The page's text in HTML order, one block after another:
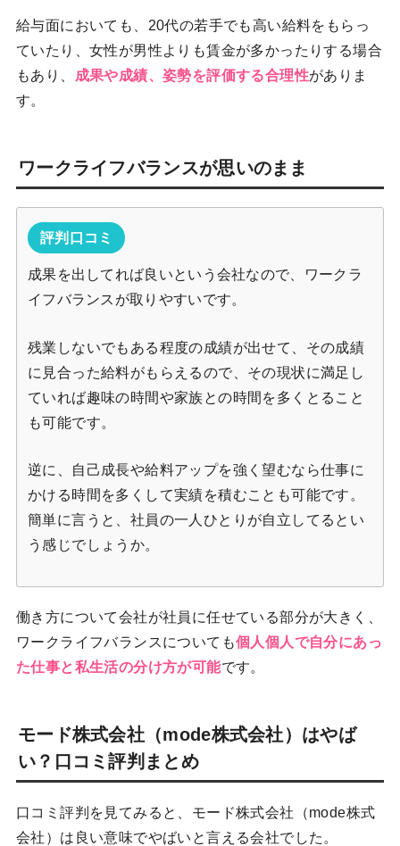
給与面においても、20代の若手でも高い給料をもらっ
ていたり、女性が男性よりも賃金が多かったりする場合
もあり、 成果や成績、姿勢を評価する合理性がありま
す。
ワークライフバランスが思いのまま
評判口コミ
成果を出してれば良いという会社なので、ワークラ
イフバランスが取りやすいです。
残業しないでもある程度の成績が出せて、その成績
に見合った給料がもらえるので、その現状に満足し
ていれば趣味の時間や家族との時間を多くとること
も可能です。
逆に、自己成長や給料アップを強く望むなら仕事に
かける時間を多くして実績を積むことも可能です。
簡単に言うと、社員の一人ひとりが自立してるとい
う感じでしょうか。
働き方について会社が社員に任せている部分が大きく、
ワークライフバランスについても個人個人で自分にあっ
た仕事と私生活の分け方が可能です。
モード株式会社（mode株式会社）はやば
い？口コミ評判まとめ
口コミ評判を見てみると、モード株式会社（mode株式
会社）は良い意味でやばいと言える会社でした。